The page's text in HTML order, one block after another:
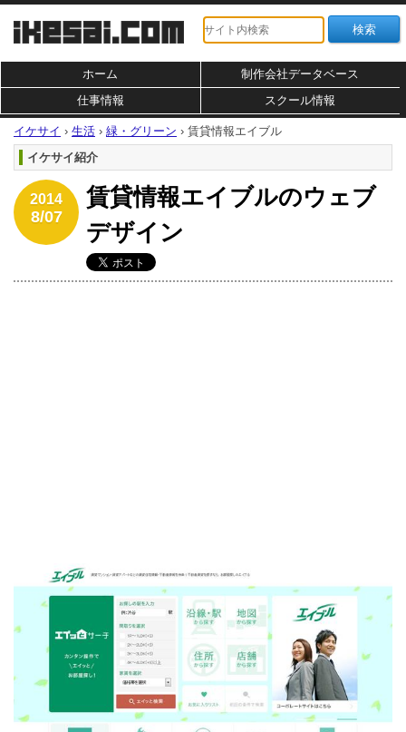
ホーム
制作会社データベース
仕事情報
スクール情報
イケサイ › 生活 › 緑・グリーン › 賃貸情報エイブル
イケサイ紹介
2014
8/07
賃貸情報エイブルのウェブ
デザイン